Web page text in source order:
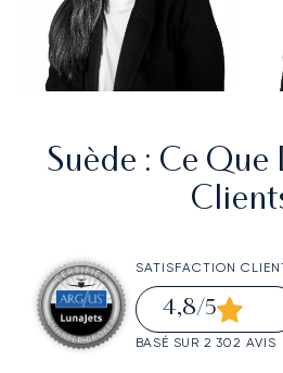
Suède : Ce Que
SATISFACTION
4,8/5
BASÉ SUR 2 302 AVIS